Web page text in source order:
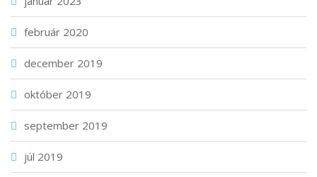
február 2020
december 2019
október 2019
september 2019
júl 2019